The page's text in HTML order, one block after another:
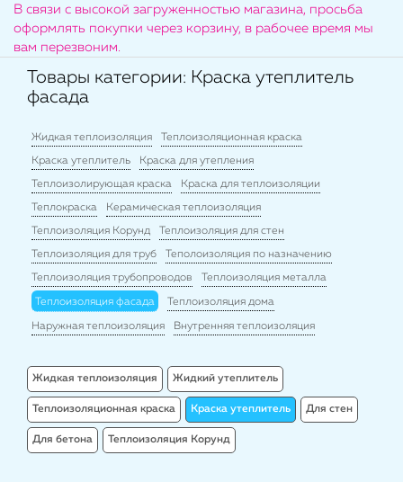
В связи с высокой загруженностью магазина, просьба
оформлять покупки через корзину, в рабочее время мы
вам перезвоним.
Товары категории: Краска утеплитель
фасада
Жидкая теплоизоляция Теплоизоляционная краска
Краска утеплитель Краска для утепления
Теплоизолирующая краска Краска для теплоизоляции
Теплокраска Керамическая теплоизоляция
Теплоизоляция Корунд Теплоизоляция для стен
Теплоизоляция для труб Теполоизоляция по назначению
Теплоизоляция трубопроводов Теплоизоляция металла
Теплоизоляция фасада Теплоизоляция дома
Наружная теплоизоляция Внутренняя теплоизоляция
Жидкая теплоизоляция Жидкий утеплитель
Теплоизоляционная краска Краска утеплитель Для стен
Для бетона Теплоизоляция Корунд